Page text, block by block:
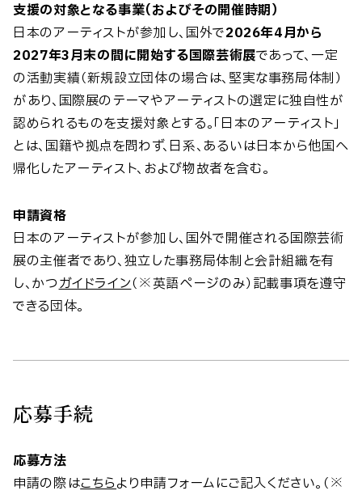
支援の対象となる事業（およびその開催時期）
日本のアーティストが参加し、国外で2026年4月から
2027年3月末の間に開始する国際芸術展であって、一定
の活動実績（新規設立団体の場合は、堅実な事務局体制）
があり、国際展のテーマやアーティストの選定に独自性が
認められるものを支援対象とする。「日本のアーティスト」
とは、国籍や拠点を問わず、日系、あるいは日本から他国へ
帰化したアーティスト、および物故者を含む。
申請資格
日本のアーティストが参加し、国外で開催される国際芸術
展の主催者であり、独立した事務局体制と会計組織を有
し、かつガイドライン（※英語ページのみ）記載事項を遵守
できる団体。
応募手続
応募方法
申請の際はこちらより申請フォームにご記入ください。（※